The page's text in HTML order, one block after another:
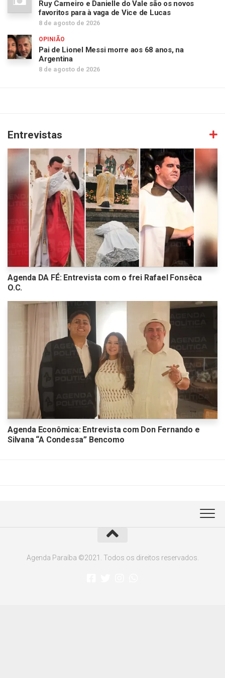
Ruy Carneiro e Danielle do Vale são os novos
favoritos para à vaga de Vice de Lucas
8 de agosto de 2026
OPINIÃO
Pai de Lionel Messi morre aos 68 anos, na
Argentina
8 de agosto de 2026
Entrevistas
Agenda DA FÉ: Entrevista com o frei Rafael Fonsêca
O.C.
Agenda Econômica: Entrevista com Don Fernando e
Silvana “A Condessa” Bencomo
Agenda Paraíba ©2021. Todos os direitos reservados.